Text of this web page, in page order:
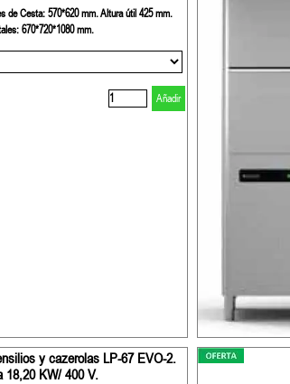
de Cesta: 570*620 mm. Altura útil 425 mm.
670*720*1080 mm.
Añadir
y cazerolas LP-67 EVO-2.
18,20 KW/ 400 V.